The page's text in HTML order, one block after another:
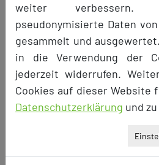
zurück
Um eine Buchung
Sie sich bitte an der
noch kein Konto haben,
zunächst als Mieter
weiter verbessern.
pseudonymisierte Daten
gesammelt und
in die Verwendung der
jederzeit widerrufen.
Cookies auf dieser Website
Datenschutzerklärung und